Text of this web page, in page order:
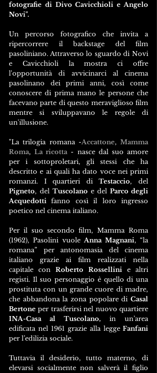
fotografie di Divo Cavicchioli e Angelo
Novi".
Un percorso fotografico che invita a
ripercorrere il backstage del film
pasoliniano. Attraverso lo sguardo di Novi
e Cavicchioli la mostra ci offre
l'opportunità di avvicinarci al cinema
pasolinano dei primi anni, così come
conoscere di prima mano le persone che
facevano parte di questo meraviglioso film
mentre si sviluppavano le regole di
un'illusione.
"La trilogia romana -Accattone, Mamma
Roma, La ricotta - nasce dal suo amore
per i sottoproletari, gli stessi che ha
descritto e ai quali ha dato voce nei primi
romanzi. I quartieri di Testaccio
Pigneto, del Tuscolano e del Parco degli
Acquedotti fanno così il loro ingresso
poetico nel cinema italiano.
Per il suo secondo film, Mamma Roma
(1962), Pasolini vuole Anna Magnani, “la
romana” per antonomasia del cinema
italiano grazie ai film realizzati nella
capitale con Roberto Rossellini e altri
registi. Il suo personaggio è quello di una
prostituta con un grande cuore di madre,
che abbandona la zona popolare di Casal
Bertone
INA-Casa al Tuscolano, in un’area
edificata nel 1961 grazie alla legge Fanfani
per l’edilizia sociale.
Tuttavia il desiderio, tutto materno, di
elevarsi socialmente non salverà il figlio